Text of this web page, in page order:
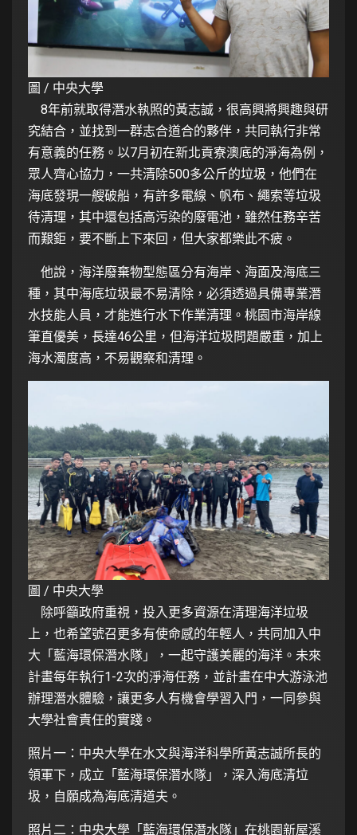
圖 / 中央大學
8年前就取得潛水執照的黃志誠，很高興將興趣與研
究結合，並找到一群志合道合的夥伴，共同執行非常
有意義的任務。以7月初在新北貢寮澳底的淨海為例，
眾人齊心協力，一共清除500多公斤的垃圾，他們在
海底發現一艘破船，有許多電線、帆布、繩索等垃圾
待清理，其中還包括高污染的廢電池，雖然任務辛苦
而艱鉅，要不斷上下來回，但大家都樂此不疲。
他說，海洋廢棄物型態區分有海岸、海面及海底三
種，其中海底垃圾最不易清除，必須透過具備專業潛
水技能人員，才能進行水下作業清理。桃園市海岸線
筆直優美，長達46公里，但海洋垃圾問題嚴重，加上
海水濁度高，不易觀察和清理。
圖 / 中央大學
除呼籲政府重視，投入更多資源在清理海洋垃圾
上，也希望號召更多有使命感的年輕人，共同加入中
大「藍海環保潛水隊」，一起守護美麗的海洋。未來
計畫每年執行1-2次的淨海任務，並計畫在中大游泳池
辦理潛水體驗，讓更多人有機會學習入門，一同參與
大學社會責任的實踐。
照片一：中央大學在水文與海洋科學所黃志誠所長的
領軍下，成立「藍海環保潛水隊」，深入海底清垃
圾，自願成為海底清道夫。
照片二：中央大學「藍海環保潛水隊」在桃園新屋溪